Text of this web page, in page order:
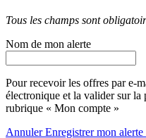
Tous les champs sont
Nom de mon alerte
Pour recevoir les offres par e-
électronique et la valider sur la
rubrique « Mon compte »
AnnulerEnregistrer mon alerte